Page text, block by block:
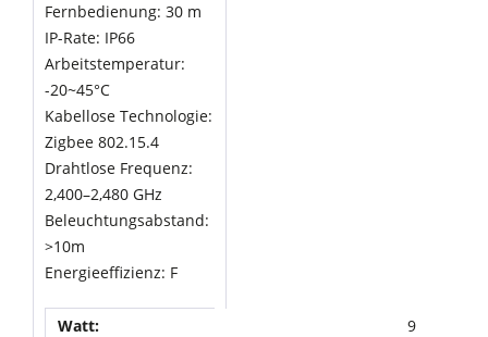
Fernbedienung: 30 m
IP-Rate: IP66
Arbeitstemperatur:
-20~45°C
Kabellose Technologie:
Zigbee 802.15.4
Drahtlose Frequenz:
2,400–2,480 GHz
Beleuchtungsabstand:
>10m
Energieeffizienz: F
Watt:
9